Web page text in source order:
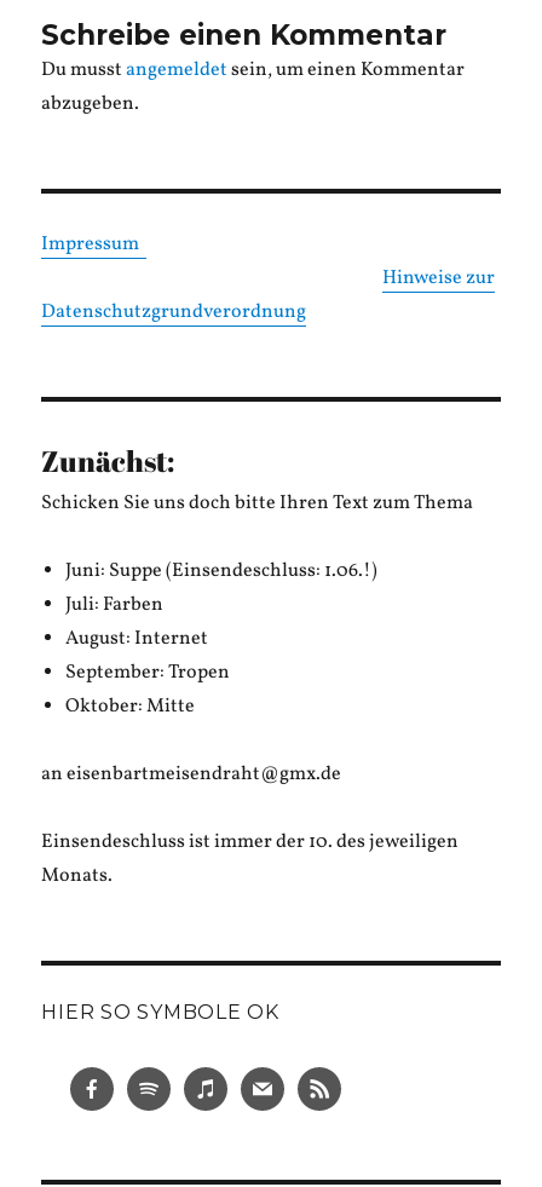
Schreibe einen Kommentar
Du musstangemeldetsein, um einen Kommentar
abzugeben.
Impressum
Hinweise zur
Datenschutzgrundverordnung
Zunächst:
Schicken Sie uns doch bitte Ihren Text zum Thema
Juni: Suppe (Einsendeschluss: 1.06.!)
Juli: Farben
August: Internet
September: Tropen
Oktober: Mitte
an eisenbartmeisendraht@gmx.de
Einsendeschluss ist immer der 10. des jeweiligen
Monats.
HIER SO SYMBOLE OK